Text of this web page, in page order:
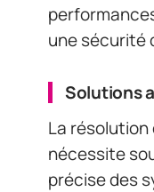
une sécurité
Solutions
La
nécessite
précise des